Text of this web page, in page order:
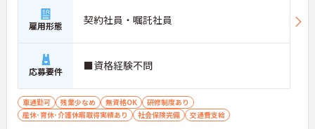
雇用形態 契約社員・嘱託社員
応募要件 ■資格経験不問
車通勤可 残業少なめ 無資格OK
研修制度あり
産休･育休･介護休暇取得実績あり
社会保険完備 交通費支給